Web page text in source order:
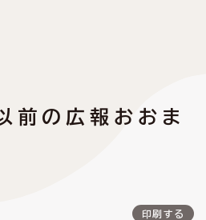
前の広報おおま
印刷する